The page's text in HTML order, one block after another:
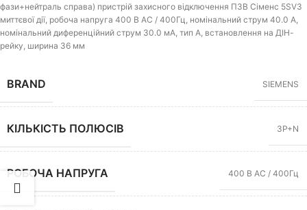
фази+нейтраль справа) пристрій захисного відключення ПЗВ Сіменс 5SV3
миттєвої дії, робоча напруга 400 В АС / 400Гц, номінальний струм 40.0 A,
номінальний диференційний струм 30.0 мА, тип A, встановлення на ДІН-
рейку, ширина 36 мм
BRAND SIEMENS
КІЛЬКІСТЬ ПОЛЮСІВ 3P+N
РОБОЧА НАПРУГА 400 В AC / 400Гц